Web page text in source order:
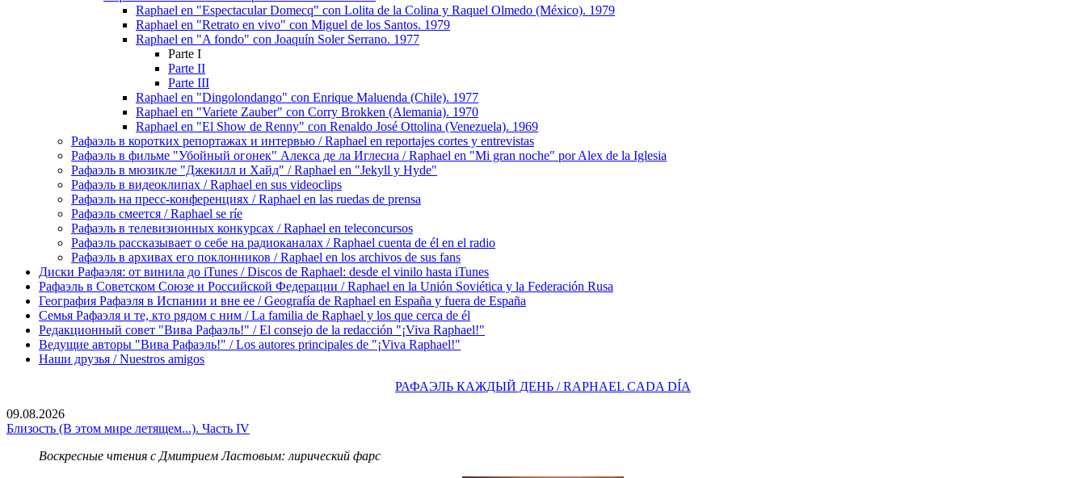
Raphael en "Espectacular Domecq" con Lolita de la Colina y Raquel Olmedo (Méxiсo). 1979
Raphael en "Retrato en vivo" con Miguel de los Santos. 1979
Raphael en "A fondo" con Joaquín Soler Serrano. 1977
Parte I
Parte II
Parte III
Raphael en "Dingolondango" con Enrique Maluenda (Chile). 1977
Raphael en "Variete Zauber" con Corry Brokken (Alemania). 1970
Raphael en "El Show de Renny" con Renaldo José Ottolina (Venezuela). 1969
Рафаэль в коротких репортажах и интервью / Raphael en reportajes cortes y entrevistas
Рафаэль в фильме "Убойный огонек" Алекса де ла Иглесиа / Raphael en "Mi gran noche" por Alex de la Iglesia
Рафаэль в мюзикле "Джекилл и Хайд" / Raphael en "Jekyll y Hyde"
Рафаэль в видеоклипах / Raphael en sus videoclips
Рафаэль на пресс-конференциях / Raphael en las ruedas de prensa
Рафаэль смеется / Raphael se ríe
Рафаэль в телевизионных конкурсах / Raphael en teleconcursos
Рафаэль рассказывает о себе на радиоканалах / Raphael cuenta de él en el radio
Рафаэль в архивах его поклонников / Raphael en los archivos de sus fans
Диски Рафаэля: от винила до iTunes / Discos de Raphael: desde el vinilo hasta iTunes
Рафаэль в Советском Союзе и Российской Федерации / Raphael en la Unión Soviética y la Federación Rusa
География Рафаэля в Испании и вне ее / Geografía de Raphael en España y fuera de España
Семья Рафаэля и те, кто рядом с ним / La familia de Raphael y los que cerca de él
Редакционный совет "Вива Рафаэль!" / El consejo de la redacción "¡Viva Raphael!"
Ведущие авторы "Вива Рафаэль!" / Los autores principales de "¡Viva Raphael!"
Наши друзья / Nuestros amigos
РАФАЭЛЬ КАЖДЫЙ ДЕНЬ / RAPHAEL CADA DÍA
09.08.2026
Близость (В этом мире летящем...). Часть IV
Воскресные чтения с Дмитрием Ластовым: лирический фарс